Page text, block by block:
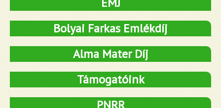
Bolyai Farkas Emlékdíj
Alma Mater Díj
Támogatóink
PNRR